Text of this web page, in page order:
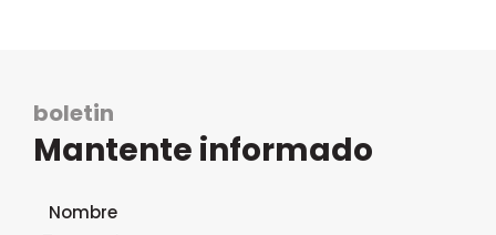
boletin
Mantente informado
Formulario de suscripción al boletín
Nombre